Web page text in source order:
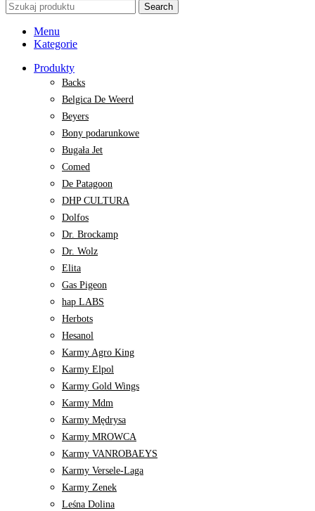
Search
Menu
Kategorie
Produkty
Backs
Belgica De Weerd
Beyers
Bony podarunkowe
Bugała Jet
Comed
De Patagoon
DHP CULTURA
Dolfos
Dr. Brockamp
Dr. Wolz
Elita
Gas Pigeon
hap LABS
Herbots
Hesanol
Karmy Agro King
Karmy Elpol
Karmy Gold Wings
Karmy Mdm
Karmy Mędrysa
Karmy MROWCA
Karmy VANROBAEYS
Karmy Versele-Laga
Karmy Zenek
Leśna Dolina